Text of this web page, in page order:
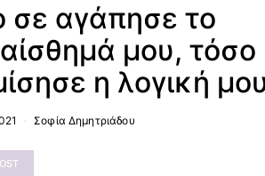
σε αγάπησε το
μου, τόσο
η λογική
Σοφία Δημητριάδου